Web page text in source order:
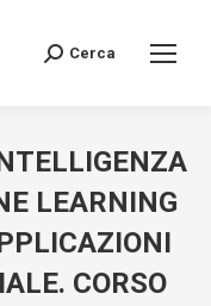
Search:
Cerca
LEARNING
CORSO